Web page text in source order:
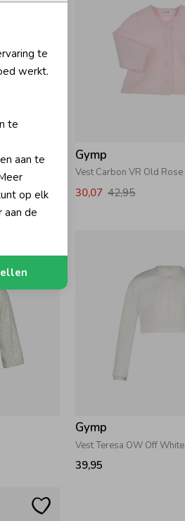
korting
Gymp
Vest Carbon VR Old Rose
30,07 42,95
Gymp
Vest Teresa OW Off White
39,95
te
werkt.
te
aan te
op elk
aan de